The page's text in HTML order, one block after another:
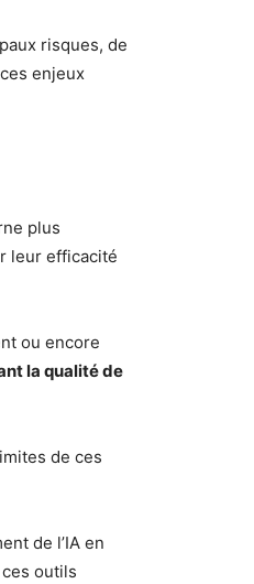
risques, de
enjeux
plus
leur efficacité
ou encore
la qualité de
de ces
de l’IA en
outils